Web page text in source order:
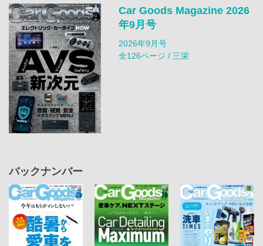
Car Goods Magazine 2026
年9月号
2026年9月号
全126ページ / 三栄
バックナンバー